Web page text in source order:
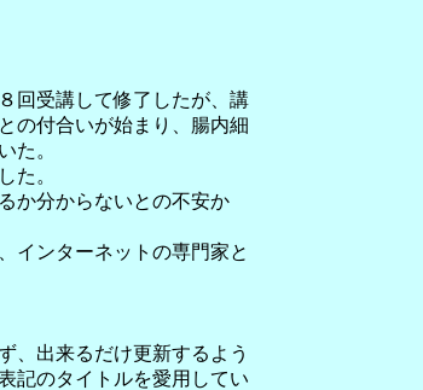
回受講して修了したが、講
の付合いが始まり、腸内細
た。
た。
か分からないとの不安か
インターネットの専門家と
、出来るだけ更新するよう
記のタイトルを愛用してい